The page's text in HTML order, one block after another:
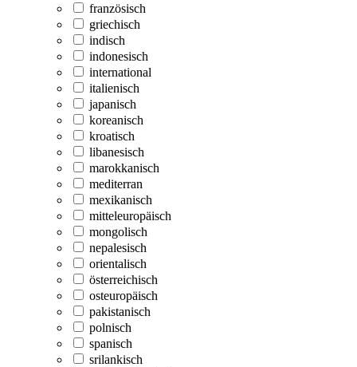
französisch
griechisch
indisch
indonesisch
international
italienisch
japanisch
koreanisch
kroatisch
libanesisch
marokkanisch
mediterran
mexikanisch
mitteleuropäisch
mongolisch
nepalesisch
orientalisch
österreichisch
osteuropäisch
pakistanisch
polnisch
spanisch
srilankisch